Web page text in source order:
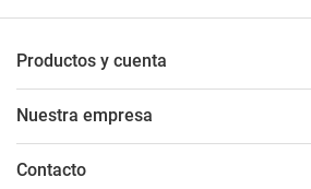
Productos y cuenta
Nuestra empresa
Contacto